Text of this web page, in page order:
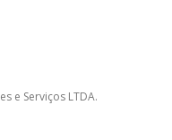
e Serviços LTDA.